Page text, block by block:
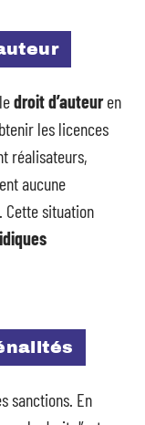
droit d’auteuren
les licences
réalisateurs,
aucune
situation
sanctions. En